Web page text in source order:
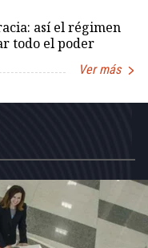
así el régimen
todo el poder
Ver más